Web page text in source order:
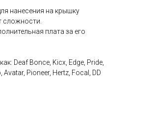
нанесения на крышку
сложности.
плата за его
Deaf Bonce, Kicx, Edge, Pride,
Pioneer, Hertz, Focal, DD